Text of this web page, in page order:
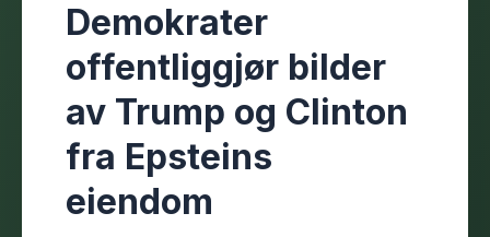
Demokrater
offentliggjør bilder
av Trump og Clinton
fra Epsteins
eiendom